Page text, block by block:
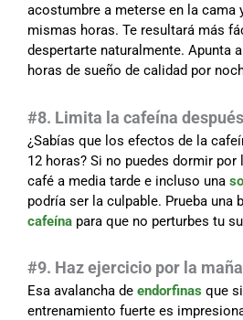
acostumbre a meterse en la cama
mismas horas. Te resultará más
despertarte naturalmente. Apunta
horas de sueño de calidad por
#8. Limita la cafeína
¿Sabías que los efectos de la
12 horas? Si no puedes dormir por
café a media tarde e incluso una
podría ser la culpable. Prueba una
cafeína para que no perturbes tu
#9. Haz ejercicio por la
Esa avalancha de endorfinas que
entrenamiento fuerte es